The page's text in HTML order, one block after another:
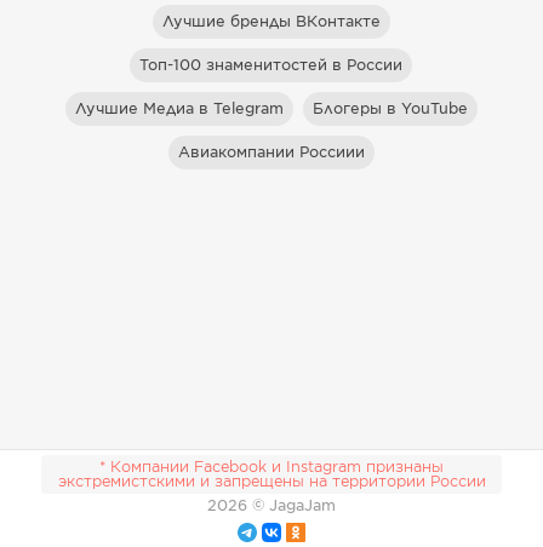
Лучшие бренды ВКонтакте
Топ-100 знаменитостей в России
Лучшие Медиа в Telegram Блогеры в YouTube
Авиакомпании Россиии
* Компании Facebook и Instagram признаны
экстремистскими и запрещены на территории России
2026 © JagaJam